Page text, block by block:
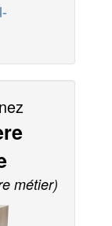
métier)